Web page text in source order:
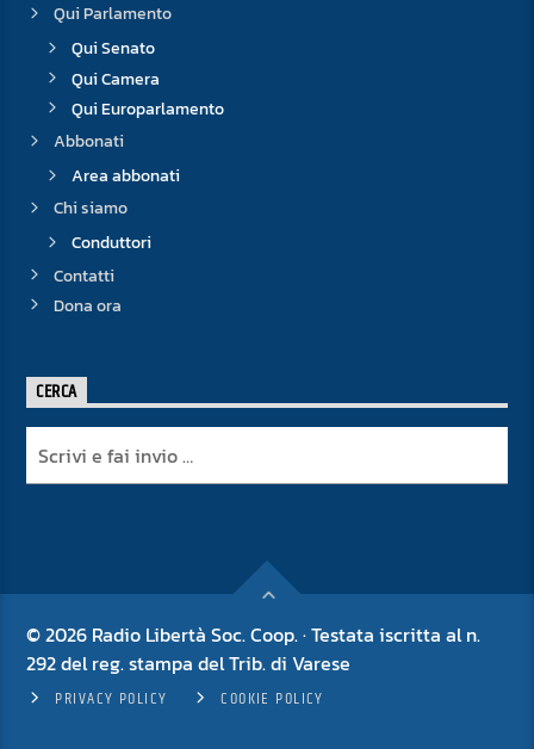
Qui Parlamento
Qui Senato
Qui Camera
Qui Europarlamento
Abbonati
Area abbonati
Chi siamo
Conduttori
Contatti
Dona ora
CERCA
© 2026 Radio Libertà Soc. Coop. · Testata iscritta al n.
292 del reg. stampa del Trib. di Varese
PRIVACY POLICY COOKIE POLICY